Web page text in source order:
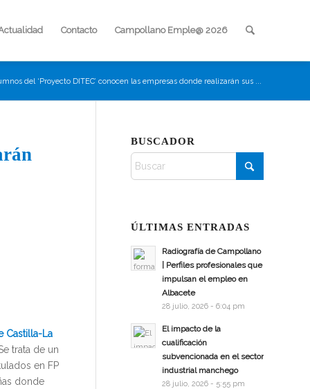
Contacto Campollano Emple@ 2026
del ‘Proyecto DITEC’ conocen las empresas donde realizarán sus ...
Castilla-La
Se trata de un
en FP
donde
BUSCADOR
ÚLTIMAS ENTRADAS
Radiografía de Campollano
| Perfiles profesionales que
impulsan el empleo en
Albacete
28 julio, 2026 - 6:04 pm
El impacto de la
cualificación
subvencionada en el sector
industrial manchego
28 julio, 2026 - 5:55 pm